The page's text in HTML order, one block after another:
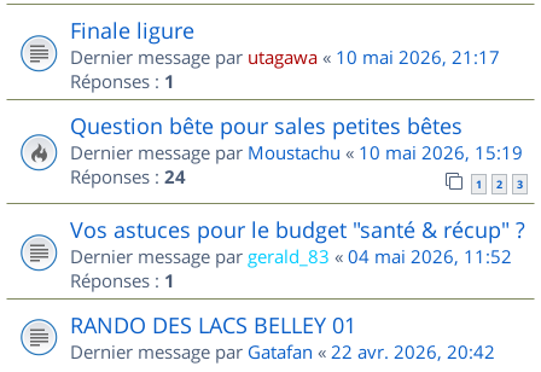
Finale ligure
Dernier message par utagawa « 10 mai 2026, 21:17
Réponses : 1
Question bête pour sales petites bêtes
Dernier message par Moustachu « 10 mai 2026, 15:19
Réponses : 24 1 2 3
Vos astuces pour le budget "santé & récup" ?
Dernier message par gerald_83 « 04 mai 2026, 11:52
Réponses : 1
RANDO DES LACS BELLEY 01
Dernier message par Gatafan « 22 avr. 2026, 20:42